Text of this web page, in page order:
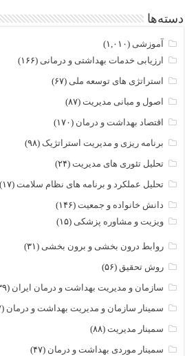
دسته‌ها
آموزشی (۱,۰۱۰)
ارزیابی خدمات بهداشتی و درمانی (۱۶۶)
استراتژی های توسعه ملی (۶۷)
اصول و مبانی مدیریت (۸۷)
اقتصاد بهداشت و درمان (۱۷۰)
برنامه ریزی و مدیریت استراتژیک (۹۸)
تحلیل تئوری های مدیریت (۲۴)
تحلیل عملکرد و برنامه های نظام سلامت (۱۷)
دانش خانواده و جمعیت (۱۴۶)
ویزیت و مشاوره پزشکی (۱۵)
روابط درون بخشی و برون بخشی (۳۱)
روش تحقیق (۵۶)
سازمان و مدیریت بهداشت و درمان ایران (۲۳۹)
سمینار سازمان و مدیریت بهداشت و درمان (۱۷)
سمینار مدیریت (۸۸)
سمینار موردی بهداشت و درمان (۴۷)